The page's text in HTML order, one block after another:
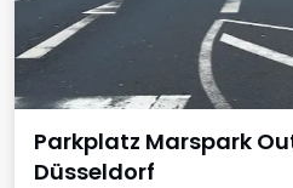
Parkplatz Marspark
Düsseldorf